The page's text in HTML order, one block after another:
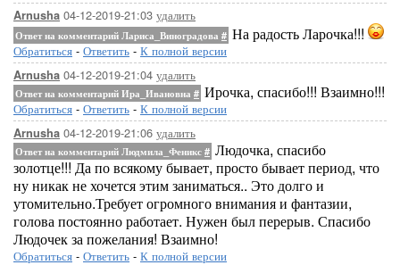
Arnusha 04-12-2019-21:03 удалить
Ответ на комментарий Лариса_Виноградова # На радость Ларочка!!!
Обратиться - Ответить - К полной версии
Arnusha 04-12-2019-21:04 удалить
Ответ на комментарий Ира_Ивановна # Ирочка, спасибо!!! Взаимно!!!
Обратиться - Ответить - К полной версии
Arnusha 04-12-2019-21:06 удалить
Ответ на комментарий Людмила_Феникс # Людочка, спасибо
золотце!!! Да по всякому бывает, просто бывает период, что
ну никак не хочется этим заниматься.. Это долго и
утомительно.Требует огромного внимания и фантазии,
голова постоянно работает. Нужен был перерыв. Спасибо
Людочек за пожелания! Взаимно!
Обратиться - Ответить - К полной версии